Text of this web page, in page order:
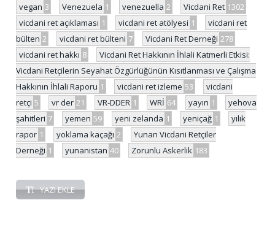
vegan 3 Venezuela 1 venezuella 2 Vicdani Ret 1302
vicdani ret açıklaması 1 vicdani ret atölyesi 1
vicdani ret
bülten 2 vicdani ret bülteni 7 Vicdani Ret Derneği 278
vicdani ret hakkı 8
Vicdani Ret Hakkının İhlali Katmerli Etkisi:
Vicdani Retçilerin Seyahat Özgürlüğünün Kısıtlanması ve Çalışma
Hakkının İhlali Raporu 1 vicdani ret izleme 53
vicdani
retçi 5 vr der 21 VR-DDER 1 WRİ 64 yayın 1
yehova
şahitleri 7 yemen 59 yeni zelanda 1 yeniçağ 1
yılık
rapor 1 yoklama kaçağı 2
Yunan Vicdani Retçiler
Derneği 1 yunanistan 40 Zorunlu Askerlik 183
YAZI EKLE